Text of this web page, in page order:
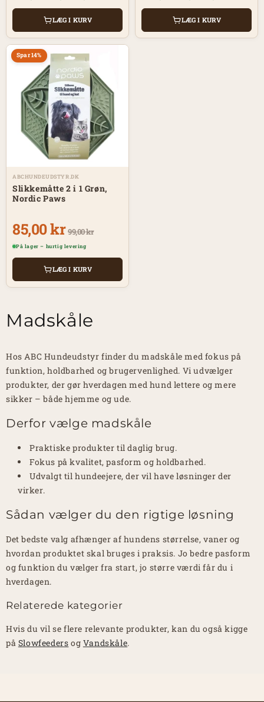
LÆG I KURV LÆG I KURV
Spar 14%
ABCHUNDEUDSTYR.DK
Slikkemåtte 2 i 1 Grøn,
Nordic Paws
85,00 kr 99,00 kr
På lager – hurtig levering
LÆG I KURV
Madskåle
Hos ABC Hundeudstyr finder du madskåle med fokus på
funktion, holdbarhed og brugervenlighed. Vi udvælger
produkter, der gør hverdagen med hund lettere og mere
sikker – både hjemme og ude.
Derfor vælge madskåle
Praktiske produkter til daglig brug.
Fokus på kvalitet, pasform og holdbarhed.
Udvalgt til hundeejere, der vil have løsninger der
virker.
Sådan vælger du den rigtige løsning
Det bedste valg afhænger af hundens størrelse, vaner og
hvordan produktet skal bruges i praksis. Jo bedre pasform
og funktion du vælger fra start, jo større værdi får du i
hverdagen.
Relaterede kategorier
Hvis du vil se flere relevante produkter, kan du også kigge
på Slowfeeders og Vandskåle.